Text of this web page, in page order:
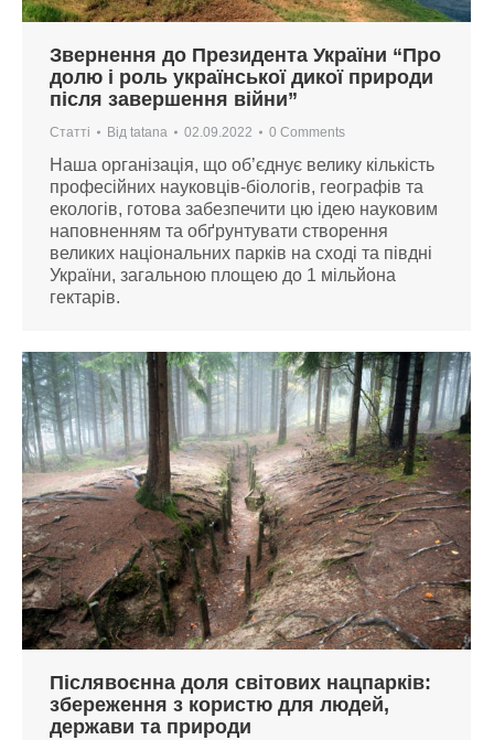
Звернення до Президента України “Про
долю і роль української дикої природи
після завершення війни”
Статті Від tatana 02.09.2022 0 Comments
Наша організація, що об’єднує велику кількість
професійних науковців-біологів, географів та
екологів, готова забезпечити цю ідею науковим
наповненням та обґрунтувати створення
великих національних парків на сході та півдні
України, загальною площею до 1 мільйона
гектарів.
Післявоєнна доля світових нацпарків:
збереження з користю для людей,
держави та природи